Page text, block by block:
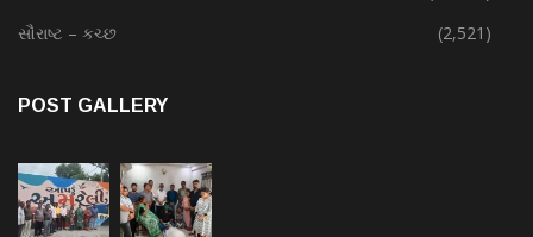
સૌરાષ્ટ – કચ્છ
(2,521)
POST GALLERY